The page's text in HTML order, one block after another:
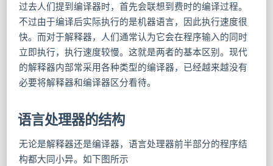
过去人们提到编译器时，首先会联想到费时的编译过程。
不过由于编译后实际执行的是机器语言，因此执行速度很
快。而对于解释器，人们通常认为它会在程序输入的同时
立即执行，执行速度较慢。这就是两者的基本区别。现代
的解释器内部常采用各种类型的编译器，已经越来越没有
必要将解释器和编译器区分看待。
语言处理器的结构
无论是解释器还是编译器，语言处理器前半部分的程序结
构都大同小异。如下图所示